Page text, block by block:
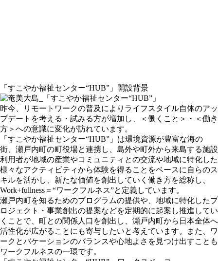
「すこやか福祉センター“HUB”」開設背景
昨今、リモートワークの普及によりライフスタイル自体のアッ
プデートを考える・試みる方が増加し、＜働くこと＞・＜働き
方＞への意識に変化が訪れています。
「すこやか福祉センター“HUB”」は環境資源が豊富な海の
街、瀬戸内町の町役場と連携し、島外や町外から来島する施設
利用者が地域の産業やコミュニティとの交流や地域に特化した
様々なアクティビティから体験を得ることをベースに自らのス
キルを活かし、新たな価値を創出していく働き方を総称し、
Work+fullness＝“ワークフルネス”と定義しています。
瀬戸内町を知るためのプログラムの提供や、地域に特化したプ
ロジェクト・事業創出の提案などを定期的に起案し推進してい
くことで、町との関係人口を創出し、瀬戸内町から日本全体へ
活性化が広がることにも寄与したいと考えています。また、ワ
ークとバケーションのバランスや心地よさを見つけ出すことも
ワークフルネスの一環です。